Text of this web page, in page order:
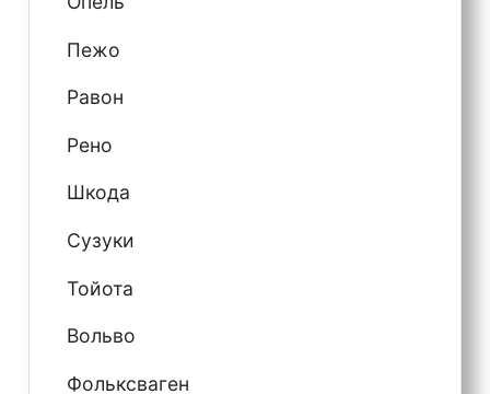
Пежо
Равон
Рено
Шкода
Сузуки
Тойота
Вольво
Фольксваген